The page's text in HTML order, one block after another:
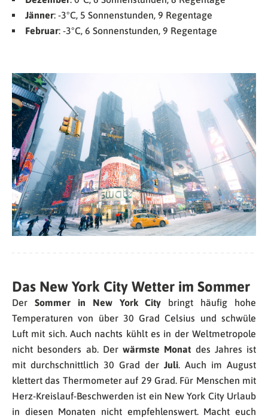
Jänner: -3°C, 5 Sonnenstunden, 9 Regentage
Februar: -3°C, 6 Sonnenstunden, 9 Regentage
Das New York City Wetter im Sommer
Der Sommer in New York City bringt häufig hohe
Temperaturen von über 30 Grad Celsius und schwüle
Luft mit sich. Auch nachts kühlt es in der Weltmetropole
nicht besonders ab. Der wärmste Monat des Jahres ist
mit durchschnittlich 30 Grad der Juli. Auch im August
klettert das Thermometer auf 29 Grad. Für Menschen mit
Herz-Kreislauf-Beschwerden ist ein New York City Urlaub
in diesen Monaten nicht empfehlenswert. Macht euch